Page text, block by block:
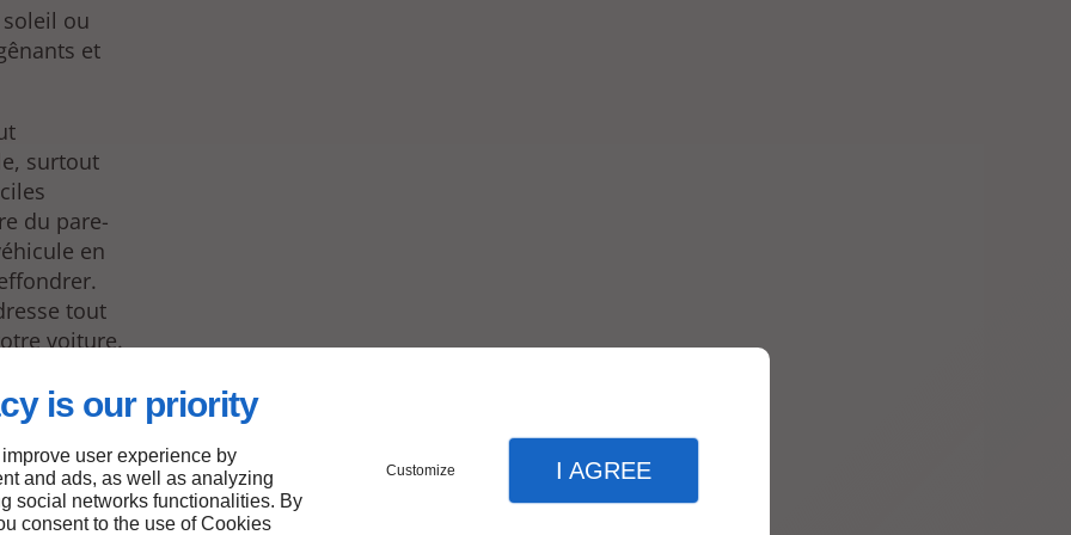
is our priority
user experience by
and ads, as well as analyzing
social networks functionalities. By
consent to the use of Cookies
Customize I AGREE
ou
et
surtout
du pare-
en
tout
voiture.